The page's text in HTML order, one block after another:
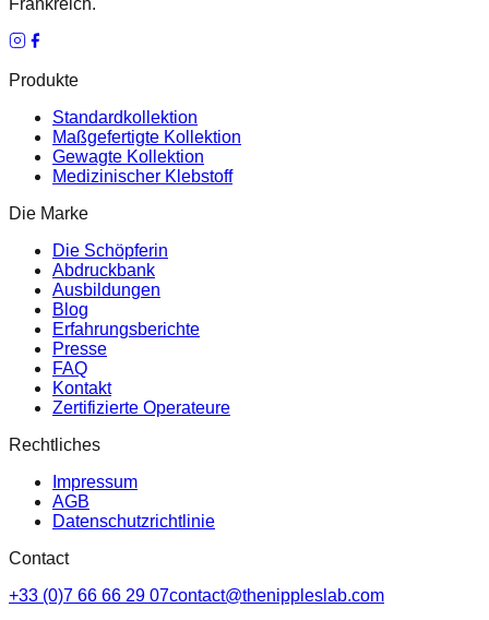
Frankreich.
Produkte
Standardkollektion
Maßgefertigte Kollektion
Gewagte Kollektion
Medizinischer Klebstoff
Die Marke
Die Schöpferin
Abdruckbank
Ausbildungen
Blog
Erfahrungsberichte
Presse
FAQ
Kontakt
Zertifizierte Operateure
Rechtliches
Impressum
AGB
Datenschutzrichtlinie
Contact
+33 (0)7 66 66 29 07contact@thenippleslab.com